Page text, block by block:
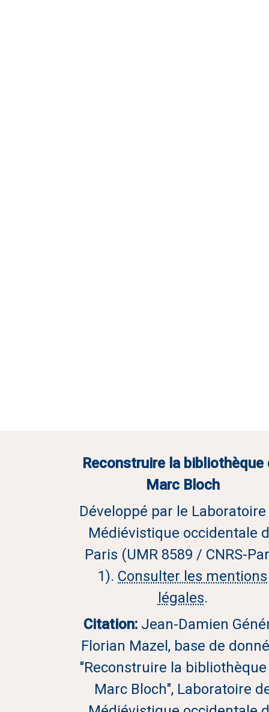
Reconstruire la bibliothèque
Marc Bloch
Développé par le
Médiévistique occidentale
Paris (UMR 8589 / CNRS-
1). Consulter les mentions
légales.
Citation: Jean-Damien
Florian Mazel, base de
"Reconstruire la
Marc Bloch", Laboratoire